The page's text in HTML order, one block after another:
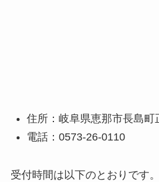
住所：岐阜県恵那市長島町
電話：0573-26-0110
受付時間は以下のとおりです。